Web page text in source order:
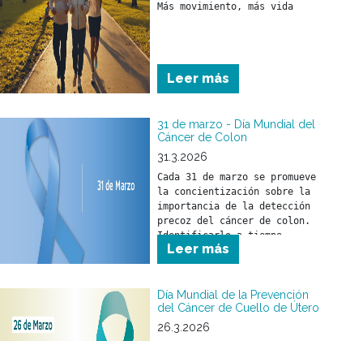
Más movimiento, más vida
Leer más
31 de marzo - Día Mundial del
Cáncer de Colon
31.3.2026
Cada 31 de marzo se promueve
la concientización sobre la
importancia de la detección
precoz del cáncer de colon.
Identificarlo a tiempo
permite iniciar un
tratamiento oportuno y
salud.
Leer más
Día Mundial de la Prevención
del Cáncer de Cuello de Útero
26.3.2026